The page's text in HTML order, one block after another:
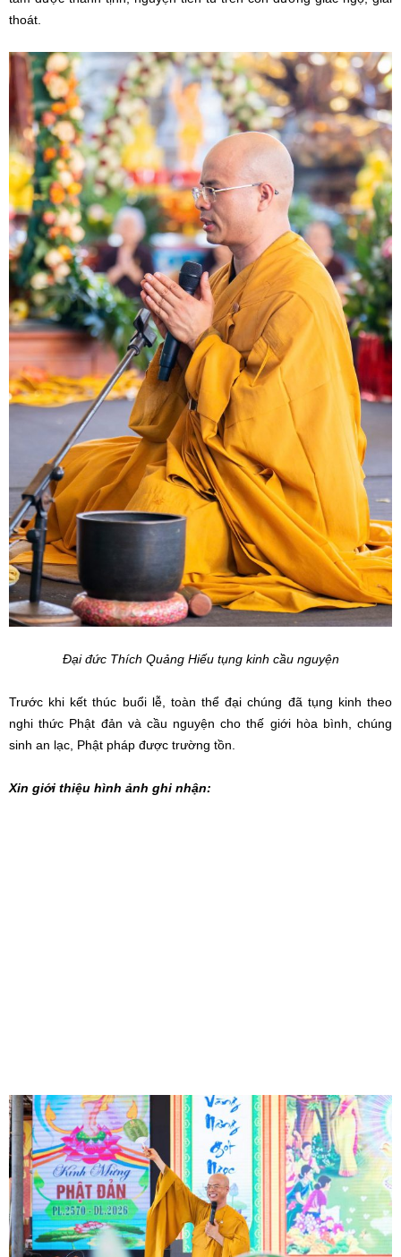
thoát.
Đại đức Thích Quảng Hiếu tụng kinh cầu nguyện
Trước khi kết thúc buổi lễ, toàn thể đại chúng đã tụng kinh theo
nghi thức Phật đản và cầu nguyện cho thế giới hòa bình, chúng
sinh an lạc, Phật pháp được trường tồn.
Xin giới thiệu hình ảnh ghi nhận: